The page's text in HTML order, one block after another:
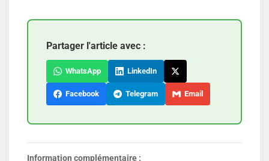
Partager l'article avec :
WhatsApp LinkedIn
Facebook Telegram Email
Information complémentaire :